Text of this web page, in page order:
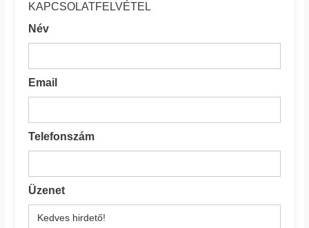
KAPCSOLATFELVÉTEL
Név
Email
Telefonszám
Üzenet